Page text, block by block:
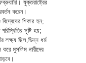
যুক্তরাষ্ট্রের
করেন।
শিকার হন;
সৃষ্টি হয়;
লক্ষ্য ছিল,ভিন্ন ধর্ম
মুসলিম নারীদের